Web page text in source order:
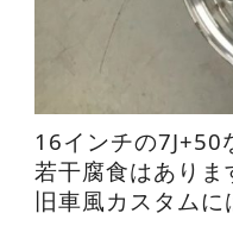
16インチの7J+50
若干腐食はありま
旧車風カスタムに